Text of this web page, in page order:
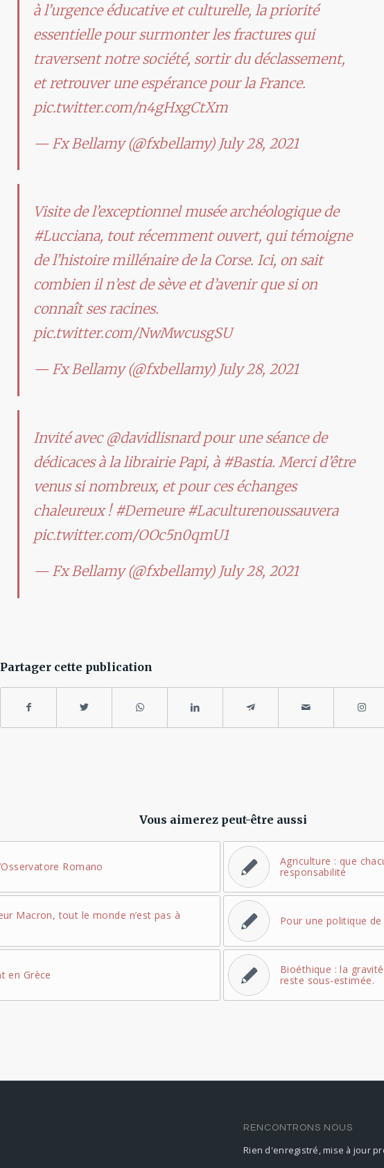
à l’urgence éducative et culturelle, la priorité
essentielle pour surmonter les fractures qui
traversent notre société, sortir du déclassement,
et retrouver une espérance pour la France.
pic.twitter.com/n4gHxgCtXm
— Fx Bellamy (@fxbellamy) July 28, 2021
Visite de l’exceptionnel musée archéologique de
#Lucciana, tout récemment ouvert, qui témoigne
de l’histoire millénaire de la Corse. Ici, on sait
combien il n’est de sève et d’avenir que si on
connaît ses racines.
pic.twitter.com/NwMwcusgSU
— Fx Bellamy (@fxbellamy) July 28, 2021
Invité avec @davidlisnardpour une séance de
dédicaces à la librairie Papi, à #Bastia. Merci d’être
venus si nombreux, et pour ces échanges
chaleureux ! #Demeure #Laculturenoussauvera
pic.twitter.com/OOc5n0qmU1
— Fx Bellamy (@fxbellamy) July 28, 2021
Partager cette publication
Vous aimerez peut-être aussi
Romano
Agriculture : que
responsabilité
Macron, tout le monde n’est pas à
Pour une politique
en Grèce
Bioéthique : la
reste sous-estimée.
RENCONTRONS NOUS
Rien d'enregistré, mise à jour